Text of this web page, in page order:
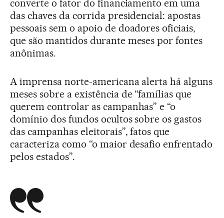
converte o fator do financiamento em uma
das chaves da corrida presidencial: apostas
pessoais sem o apoio de doadores oficiais,
que são mantidos durante meses por fontes
anônimas.
A imprensa norte-americana alerta há alguns
meses sobre a existência de “famílias que
querem controlar as campanhas” e “o
domínio dos fundos ocultos sobre os gastos
das campanhas eleitorais”, fatos que
caracteriza como “o maior desafio enfrentado
pelos estados”.